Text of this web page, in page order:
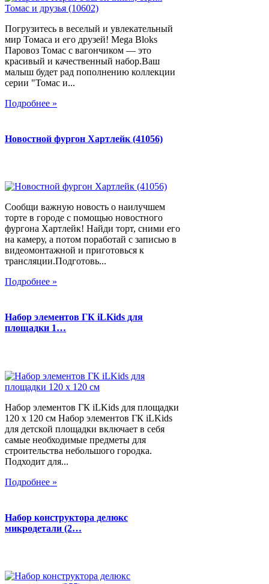
Погрузитесь в веселый и увлекательный
мир Томаса и его друзей! Mega Bloks
Паровоз Томас с вагончиком — это
красивый и качественный набор.Ваш
малыш будет рад пополнению коллекции
серии "Томас и...
Подробнее »
Новостной фургон Хартлейк (41056)
Сообщи важную новость о наилучшем
торте в городе с помощью новостного
фургона Хартлейк! Найди торт, сними его
на камеру, а потом поработай с записью в
видеомонтажной и приготовься к
трансляции.Подготовь...
Подробнее »
Набор элементов ГК iLKids для
площадки 1…
Набор элементов ГК iLKids для площадки
120 х 120 см Набор элементов ГК iLKids
для детской площадки включает в себя
самые необходимые предметы для
строительства небольшого городка.
Подходит для...
Подробнее »
Набор конструктора делюкс
микродетали (2…